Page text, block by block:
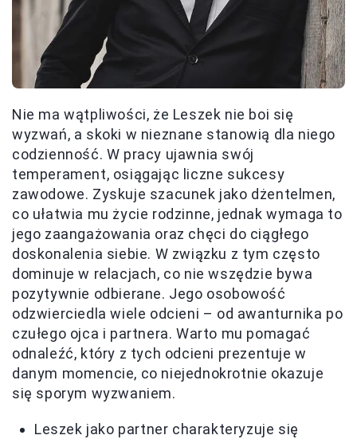
Nie ma wątpliwości, że Leszek nie boi się
wyzwań, a skoki w nieznane stanowią dla niego
codzienność. W pracy ujawnia swój
temperament, osiągając liczne sukcesy
zawodowe. Zyskuje szacunek jako dżentelmen,
co ułatwia mu życie rodzinne, jednak wymaga to
jego zaangażowania oraz chęci do ciągłego
doskonalenia siebie. W związku z tym często
dominuje w relacjach, co nie wszędzie bywa
pozytywnie odbierane. Jego osobowość
odzwierciedla wiele odcieni – od awanturnika po
czułego ojca i partnera. Warto mu pomagać
odnaleźć, który z tych odcieni prezentuje w
danym momencie, co niejednokrotnie okazuje
się sporym wyzwaniem.
Leszek jako partner charakteryzuje się